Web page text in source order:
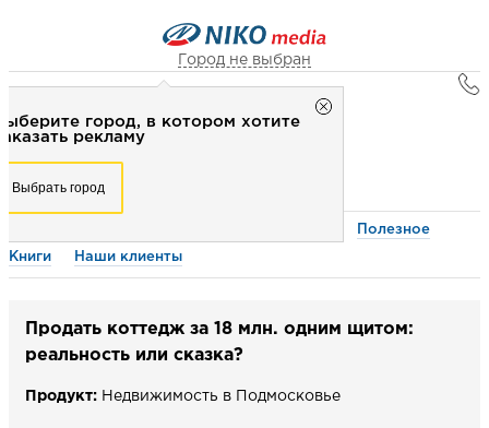
Город не выбран
город, в котором хотите
рекламу
Выбрать город
Город не выбран
Рекламное агентство НИКО-медиа
Перезвоните мне
Рекламные кейсы
РЕКЛАМНЫЕ КЕЙСЫ
Полезное
Книги Наши клиенты
Продать коттедж за 18 млн. одним щитом:
реальность или сказка?
Продукт: Недвижимость в Подмосковье